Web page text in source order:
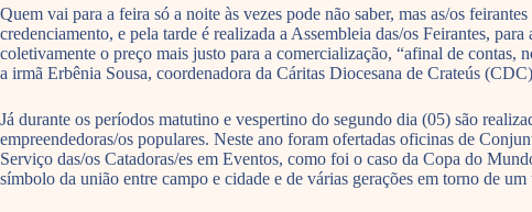
Quem vai para a feira só a noite às vezes pode não saber, mas as/os
credenciamento, e pela tarde é realizada a Assembleia das/os Feirantes,
coletivamente o preço mais justo para a comercialização, “afinal de contas,
a irmã Erbênia Sousa, coordenadora da Cáritas Diocesana de Crateús
Já durante os períodos matutino e vespertino do segundo dia (05) são
empreendedoras/os populares. Neste ano foram ofertadas oficinas de
Serviço das/os Catadoras/es em Eventos, como foi o caso da Copa do
símbolo da união entre campo e cidade e de várias gerações em torno de